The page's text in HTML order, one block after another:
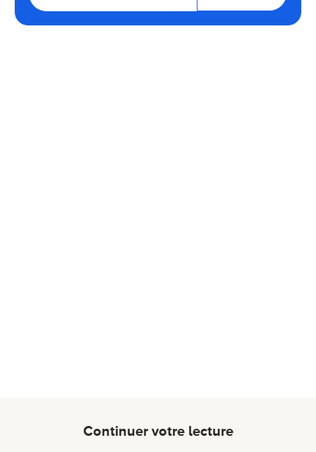
Continuer votre lecture